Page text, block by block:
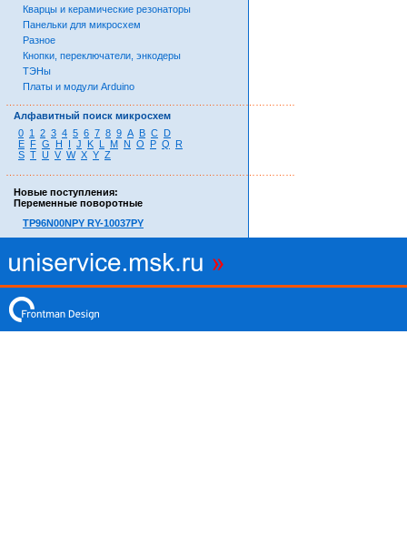
Кварцы и керамические резонаторы
Панельки для микросхем
Разное
Кнопки, переключатели, энкодеры
ТЭНы
Платы и модули Arduino
Алфавитный поиск микросхем
0 1 2 3 4 5 6 7 8 9 A B C D
E F G H I J K L M N O P Q
R
S T U V W X Y Z
Новые поступления:
Переменные поворотные
TP96N00NPY RY-10037PY